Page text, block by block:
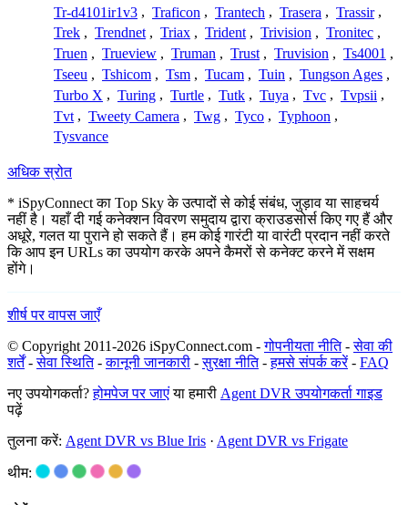
Tr-d4101ir1v3 , Traficon , Trantech , Trasera , Trassir ,
Trek , Trendnet , Triax , Trident , Trivision , Tronitec ,
Truen , Trueview , Truman , Trust , Truvision , Ts4001 ,
Tseeu , Tshicom , Tsm , Tucam , Tuin , Tungson Ages ,
Turbo X , Turing , Turtle , Tutk , Tuya , Tvc , Tvpsii ,
Tvt , Tweety Camera , Twg , Tyco , Typhoon ,
Tysvance
अधिक स्रोत
* iSpyConnect का Top Sky के उत्पादों से कोई संबंध, जुड़ाव या साहचर्य
नहीं है। यहाँ दी गई कनेक्शन विवरण समुदाय द्वारा क्राउडसोर्स किए गए हैं और
अधूरे, गलत या पुराने हो सकते हैं। हम कोई गारंटी या वारंटी प्रदान नहीं करते
कि आप इन URLs का उपयोग करके अपने कैमरों से कनेक्ट करने में सक्षम
होंगे।
शीर्ष पर वापस जाएँ
© Copyright 2011-2026 iSpyConnect.com -गोपनीयता नीति-सेवा की
शर्तें-सेवा स्थिति-कानूनी जानकारी -सुरक्षा नीति-हमसे संपर्क करें- FAQ
नए उपयोगकर्ता?होमपेज पर जाएंया हमारी Agent DVR उपयोगकर्ता गाइड
पढ़ें
तुलना करें: Agent DVR vs Blue Iris · Agent DVR vs Frigate
थीम: